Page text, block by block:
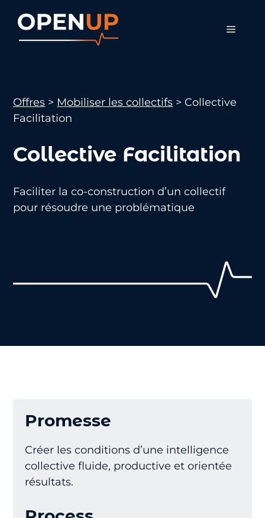
Menu
Offres > Mobiliser les collectifs > Collective
Facilitation
Collective Facilitation
Faciliter la co-construction d’un collectif
pour résoudre une problématique
Promesse
Créer les conditions d’une intelligence
collective fluide, productive et orientée
résultats.